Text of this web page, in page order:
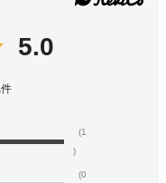
5.0
件
(1
)
(0